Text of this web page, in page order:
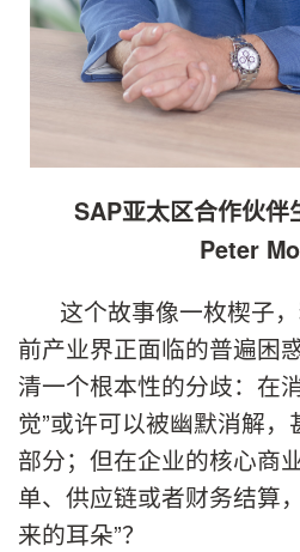
SAP亚太区合作伙
Peter
这个故事像一枚楔子
前产业界正面临的普遍困
清一个根本性的分歧：在
觉”或许可以被幽默消解
部分；但在企业的核心商
单、供应链或者财务结算
来的耳朵”？